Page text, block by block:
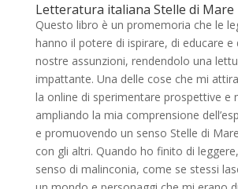
Letteratura italiana Stelle di Mare
Questo libro è un promemoria che le
hanno il potere di ispirare, di educare e
nostre assunzioni, rendendolo una
impattante. Una delle cose che mi
la online di sperimentare prospettive e
ampliando la mia comprensione
e promuovendo un senso Stelle di
con gli altri. Quando ho finito di
senso di malinconia, come se stessi